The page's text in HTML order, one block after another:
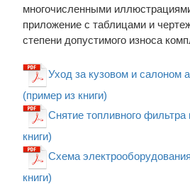
многочисленными
приложение с таблицами и
степени допустимого износа
Уход за кузовом и салоном
(пример из книги)
Снятие топливного
книги)
Схема
книги)